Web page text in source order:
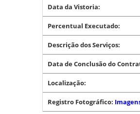
Data da Vistoria:
Percentual Executado:
Descrição dos Serviços:
Data de Conclusão do
Localização:
Registro Fotográfico: